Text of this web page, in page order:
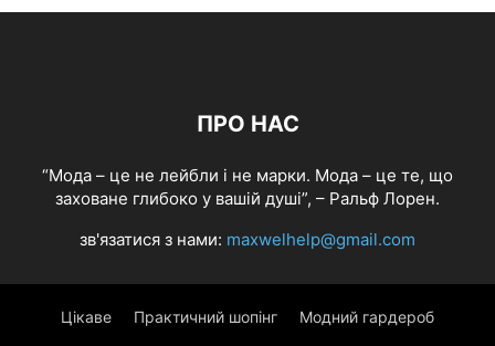
ПРО НАС
“Мода – це не лейбли і не марки. Мода – це те, що
заховане глибоко у вашій душі”, – Ральф Лорен.
зв'язатися з нами: maxwelhelp@gmail.com
Цікаве Практичний шопінг Модний гардероб